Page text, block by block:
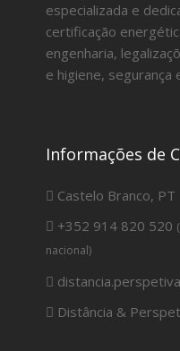
especializada e
certificação
engenharia,
e higiene, segurança
Informações de
Castelo Branco, PT
+352 914 820 520
nacional)
Distância &